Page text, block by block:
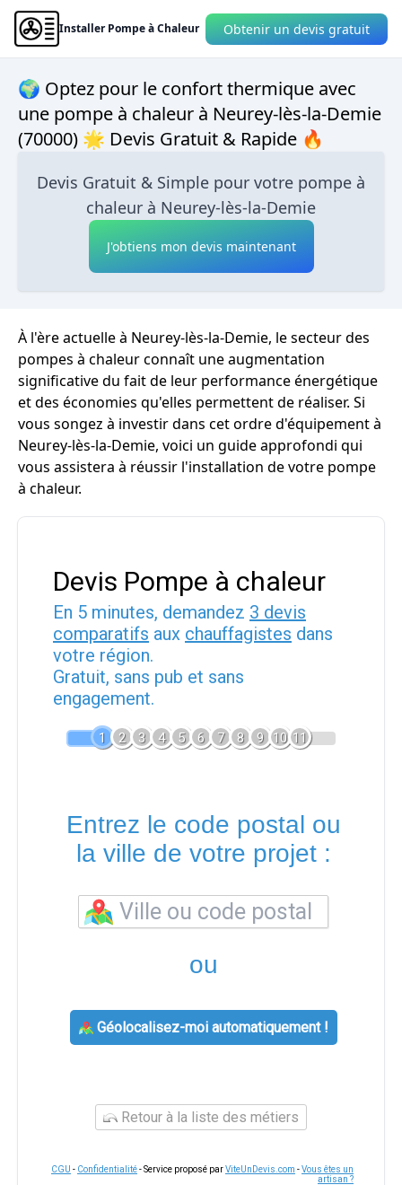
Installer Pompe à Chaleur Obtenir un devis gratuit
🌍 Optez pour le confort thermique avec
une pompe à chaleur à Neurey-lès-la-Demie
(70000) 🌟 Devis Gratuit & Rapide 🔥
Devis Gratuit & Simple pour votre pompe à
chaleur à Neurey-lès-la-Demie
J'obtiens mon devis maintenant
À l'ère actuelle à Neurey-lès-la-Demie, le secteur des
pompes à chaleur connaît une augmentation
significative du fait de leur performance énergétique
et des économies qu'elles permettent de réaliser. Si
vous songez à investir dans cet ordre d'équipement à
Neurey-lès-la-Demie, voici un guide approfondi qui
vous assistera à réussir l'installation de votre pompe
à chaleur.
Devis Pompe à chaleur
En 5 minutes, demandez 3 devis
comparatifs aux chauffagistes dans
votre région.
Gratuit, sans pub et sans
engagement.
1 2 3 4 5 6 7 8 9 10 11
Entrez le code postal ou
la ville de votre projet :
ou
Géolocalisez-moi automatiquement !
Retour à la liste des métiers
CGU - Confidentialité- Service proposé parViteUnDevis.com -Vous êtes un
artisan ?